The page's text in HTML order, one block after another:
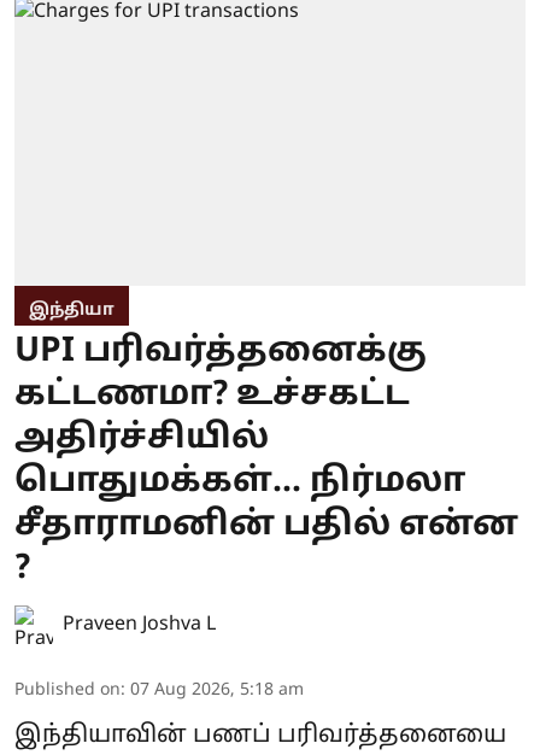
இந்தியா
UPI பரிவர்த்தனைக்கு
கட்டணமா? உச்சகட்ட
அதிர்ச்சியில்
பொதுமக்கள்... நிர்மலா
சீதாராமனின் பதில் என்ன
?
Praveen Joshva L
Published on: 07 Aug 2026, 5:18 am
இந்தியாவின் பணப் பரிவர்த்தனையை